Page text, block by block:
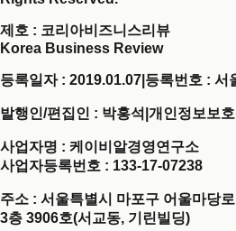
제호 : 코리아비즈니스리뷰
Korea Business Review
등록일자 : 2019.01.07 등록번호 : 서
발행인/편집인 : 박홍석 개인정보보
사업자명 : 케이비알경영연구소
사업자등록번호 : 133-17-07238
주소 : 서울특별시 마포구 어울마당
3층 3906호(서교동, 기린빌딩)